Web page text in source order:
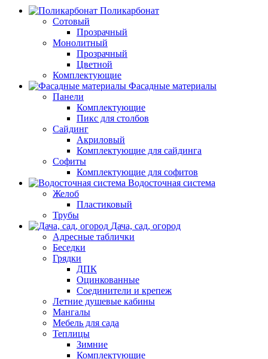
Поликарбонат
Сотовый
Прозрачный
Монолитный
Прозрачный
Цветной
Комплектующие
Фасадные материалы
Панели
Комплектующие
Пикс для столбов
Сайдинг
Акриловый
Комплектующие для сайдинга
Софиты
Комплектующие для софитов
Водосточная система
Желоб
Пластиковый
Трубы
Дача, сад, огород
Адресные таблички
Беседки
Грядки
ДПК
Оцинкованные
Соединители и крепеж
Летние душевые кабины
Мангалы
Мебель для сада
Теплицы
Зимние
Комплектующие